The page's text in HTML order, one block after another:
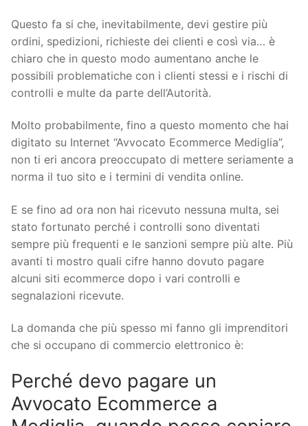
Questo fa si che, inevitabilmente, devi gestire più
ordini, spedizioni, richieste dei clienti e così via… è
chiaro che in questo modo aumentano anche le
possibili problematiche con i clienti stessi e i rischi di
controlli e multe da parte dell’Autorità.
Molto probabilmente, fino a questo momento che hai
digitato su Internet “Avvocato Ecommerce Mediglia”,
non ti eri ancora preoccupato di mettere seriamente a
norma il tuo sito e i termini di vendita online.
E se fino ad ora non hai ricevuto nessuna multa, sei
stato fortunato perché i controlli sono diventati
sempre più frequenti e le sanzioni sempre più alte. Più
avanti ti mostro quali cifre hanno dovuto pagare
alcuni siti ecommerce dopo i vari controlli e
segnalazioni ricevute.
La domanda che più spesso mi fanno gli imprenditori
che si occupano di commercio elettronico è:
Perché devo pagare un
Avvocato Ecommerce a